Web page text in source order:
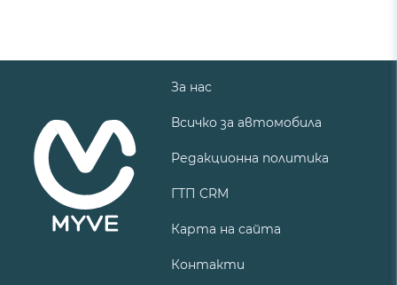
За нас
Всичко за автомобила
Редакционна политика
ГТП CRM
Карта на сайта
Контакти